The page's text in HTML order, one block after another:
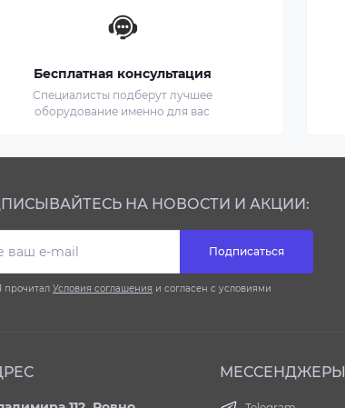
Бесплатная консультация
Специалисты подберут лучшее
оборудование именно для вас
НА НОВОСТИ И АКЦИИ:
Подписаться
прочитал Условия соглашения и согласен с условиями
МЕССЕНДЖЕРЫ